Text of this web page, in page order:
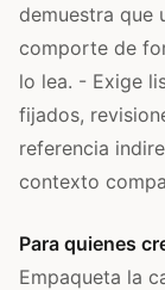
demuestra que
comporte de
lo lea. - Exige
fijados,
referencia
contexto
Para quienes
Empaqueta la